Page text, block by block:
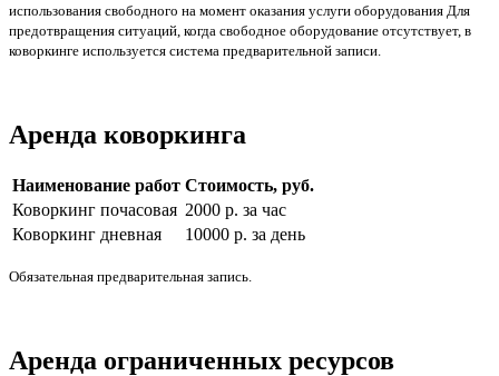
использования свободного на момент оказания услуги оборудования Для
предотвращения ситуаций, когда свободное оборудование отсутствует, в
коворкинге используется система предварительной записи.
Аренда коворкинга
Наименование работ Стоимость, руб.
Коворкинг почасовая 2000 р. за час
Коворкинг дневная
10000 р. за день
Обязательная предварительная запись.
Аренда ограниченных ресурсов